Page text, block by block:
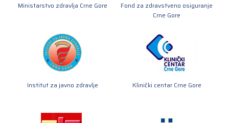
Ministarstvo zdravlja Crne Gore
Fond za zdravstveno osiguranje
Crne Gore
Institut za javno zdravlje Klinički centar Crne Gore